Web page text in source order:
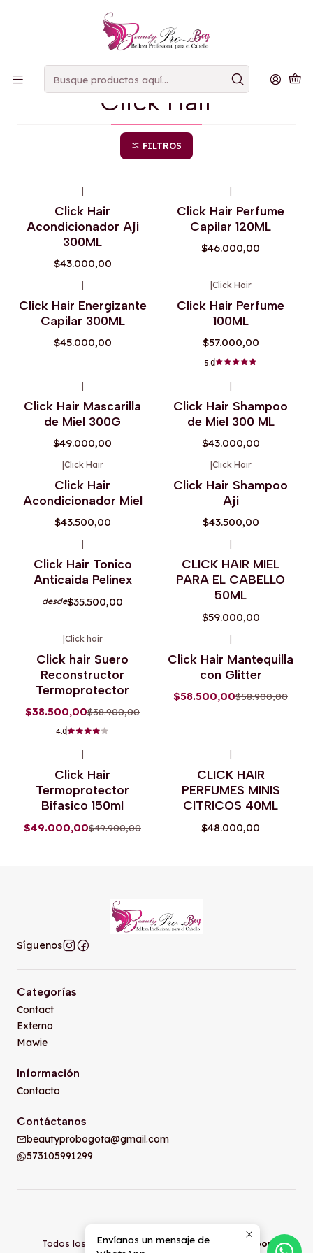
PAGOS
Inicio Click Hair
Click Hair
FILTROS
|
Click Hair
Acondicionador Aji
300ML
$43.000,00
|
Click Hair Perfume
Capilar 120ML
$46.000,00
Click Hair Energizante
Capilar 300ML
$45.000,00
Click Hair
Click Hair Perfume
100ML
$57.000,00
5.0
|
Click Hair Mascarilla
de Miel 300G
$49.000,00
|
Click Hair Shampoo
de Miel 300 ML
$43.000,00
Click Hair
Click Hair
Acondicionador Miel
$43.500,00
Click Hair
Click Hair Shampoo
Aji
$43.500,00
Click Hair Tonico
Anticaida Pelinex
desde$35.500,00
CLICK HAIR MIEL
PARA EL CABELLO
50ML
$59.000,00
|Click hair
Click hair Suero
Reconstructor
Termoprotector
$38.500,00$38.900,00
4.0
|
Click Hair Mantequilla
con Glitter
$58.500,00$58.900,00
Click Hair
Termoprotector
Bifasico 150ml
$49.000,00$49.900,00
CLICK HAIR
PERFUMES MINIS
CITRICOS 40ML
$48.000,00
Síguenos
Categorías
Contact
Externo
Mawie
Información
Contacto
Contáctanos
beautyprobogota@gmail.com
573105991299
Todos los derechos reservados.Desarrollado por
Envíanos un mensaje de